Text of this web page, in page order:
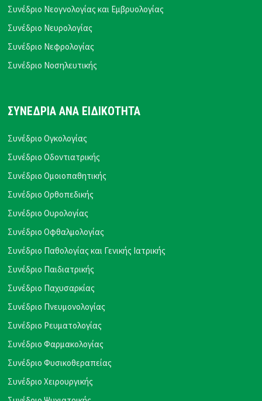
Συνέδριο Νεογνολογίας και Εμβρυολογίας
Συνέδριο Νευρολογίας
Συνέδριο Νεφρολογίας
Συνέδριο Νοσηλευτικής
ΣΥΝΕΔΡΙΑ ΑΝΑ ΕΙΔΙΚΟΤΗΤΑ
Συνέδριο Ογκολογίας
Συνέδριο Οδοντιατρικής
Συνέδριο Ομοιοπαθητικής
Συνέδριο Ορθοπεδικής
Συνέδριο Ουρολογίας
Συνέδριο Οφθαλμολογίας
Συνέδριο Παθολογίας και Γενικής Ιατρικής
Συνέδριο Παιδιατρικής
Συνέδριο Παχυσαρκίας
Συνέδριο Πνευμονολογίας
Συνέδριο Ρευματολογίας
Συνέδριο Φαρμακολογίας
Συνέδριο Φυσικοθεραπείας
Συνέδριο Χειρουργικής